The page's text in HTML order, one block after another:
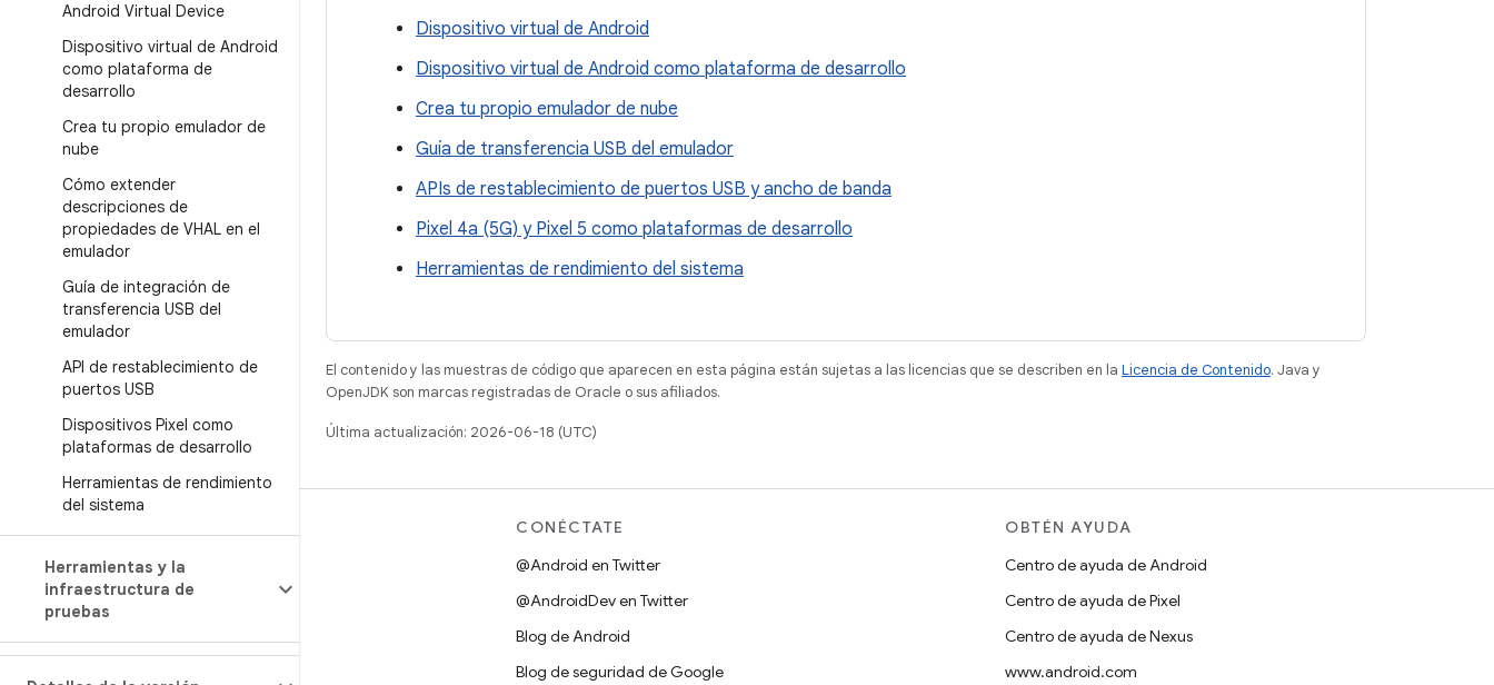
Android Virtual Device
Dispositivo virtual de Android
como plataforma de
desarrollo
Crea tu propio emulador de
nube
Cómo extender
descripciones de
propiedades de VHAL en el
emulador
Guía de integración de
transferencia USB del
emulador
API de restablecimiento de
puertos USB
Dispositivos Pixel como
plataformas de desarrollo
Herramientas de rendimiento
del sistema
Herramientas y la
infraestructura de
pruebas
Dispositivo virtual de Android
Dispositivo virtual de Android como plataforma de desarrollo
Crea tu propio emulador de nube
Guía de transferencia USB del emulador
APIs de restablecimiento de puertos USB y ancho de banda
Pixel 4a (5G) y Pixel 5 como plataformas de desarrollo
Herramientas de rendimiento del sistema
El contenido y las muestras de código que aparecen en esta página están sujetas a las licencias que se describen en la Licencia de Contenido. Java y
OpenJDK son marcas registradas de Oracle o sus afiliados.
Última actualización: 2026-06-18 (UTC)
Repositorio de Android
Requisitos
CONÉCTATE
@Android en Twitter
@AndroidDev en Twitter
Blog de Android
Blog de seguridad de Google
OBTÉN AYUDA
Centro de ayuda de Android
Centro de ayuda de Pixel
Centro de ayuda de Nexus
www.android.com